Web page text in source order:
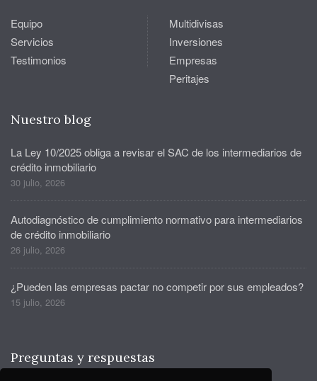
Equipo
Servicios
Testimonios
Multidivisas
Inversiones
Empresas
Peritajes
Nuestro blog
La Ley 10/2025 obliga a revisar el SAC de los intermediarios de
crédito inmobiliario
30 julio, 2026
Autodiagnóstico de cumplimiento normativo para intermediarios
de crédito inmobiliario
26 julio, 2026
¿Pueden las empresas pactar no competir por sus empleados?
15 julio, 2026
Preguntas y respuestas